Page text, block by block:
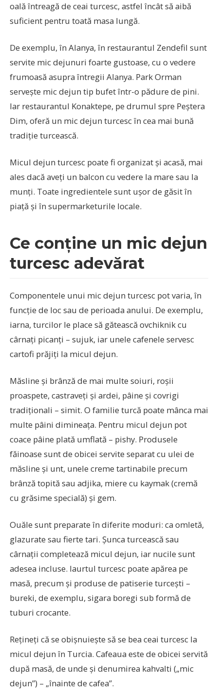
oală întreagă de ceai turcesc, astfel încât să aibă
suficient pentru toată masa lungă.
De exemplu, în Alanya, în restaurantul Zendefil sunt
servite mic dejunuri foarte gustoase, cu o vedere
frumoasă asupra întregii Alanya. Park Orman
servește mic dejun tip bufet într-o pădure de pini.
Iar restaurantul Konaktepe, pe drumul spre Peștera
Dim, oferă un mic dejun turcesc în cea mai bună
tradiție turcească.
Micul dejun turcesc poate fi organizat și acasă, mai
ales dacă aveți un balcon cu vedere la mare sau la
munți. Toate ingredientele sunt ușor de găsit în
piață și în supermarketurile locale.
Ce conține un mic dejun
turcesc adevărat
Componentele unui mic dejun turcesc pot varia, în
funcție de loc sau de perioada anului. De exemplu,
iarna, turcilor le place să gătească ovchiknik cu
cârnați picanți – sujuk, iar unele cafenele servesc
cartofi prăjiți la micul dejun.
Măsline și brânză de mai multe soiuri, roșii
proaspete, castraveți și ardei, pâine și covrigi
tradiționali – simit. O familie turcă poate mânca mai
multe pâini dimineața. Pentru micul dejun pot
coace pâine plată umflată – pishy. Produsele
făinoase sunt de obicei servite separat cu ulei de
măsline și unt, unele creme tartinabile precum
brânză topită sau adjika, miere cu kaymak (cremă
cu grăsime specială) și gem.
Ouăle sunt preparate în diferite moduri: ca omletă,
glazurate sau fierte tari. Șunca turcească sau
cârnații completează micul dejun, iar nucile sunt
adesea incluse. Iaurtul turcesc poate apărea pe
masă, precum și produse de patiserie turcești –
bureki, de exemplu, sigara boregi sub formă de
tuburi crocante.
Rețineți că se obișnuiește să se bea ceai turcesc la
micul dejun în Turcia. Cafeaua este de obicei servită
după masă, de unde și denumirea kahvalti („mic
dejun”) – „înainte de cafea”.